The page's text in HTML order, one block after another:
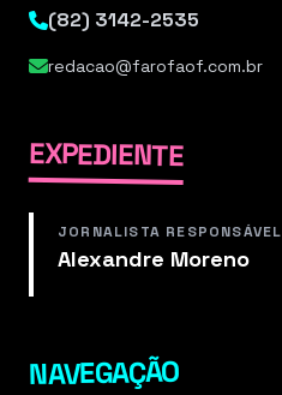
(82) 3142-2535
redacao@farofaof.com.br
EXPEDIENTE
JORNALISTA RESPONSÁVEL
Alexandre Moreno
NAVEGAÇÃO